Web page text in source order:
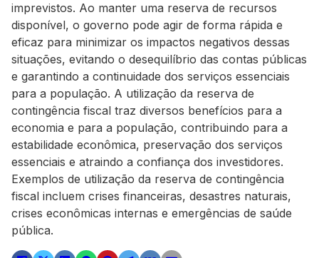
imprevistos. Ao manter uma reserva de recursos
disponível, o governo pode agir de forma rápida e
eficaz para minimizar os impactos negativos dessas
situações, evitando o desequilíbrio das contas públicas
e garantindo a continuidade dos serviços essenciais
para a população. A utilização da reserva de
contingência fiscal traz diversos benefícios para a
economia e para a população, contribuindo para a
estabilidade econômica, preservação dos serviços
essenciais e atraindo a confiança dos investidores.
Exemplos de utilização da reserva de contingência
fiscal incluem crises financeiras, desastres naturais,
crises econômicas internas e emergências de saúde
pública.